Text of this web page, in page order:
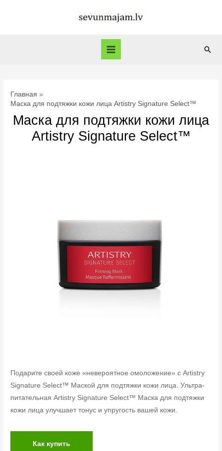
Main
Главная
Маска для подтяжки кожи лица Artistry Signature Select™
Маска для подтяжки кожи лица
Artistry Signature Select™
Подарите своей коже «невероятное омоложение» с Artistry
Signature Select™ Маской для подтяжки кожи лица. Ультра-
питательная Artistry Signature Select™ Маска для подтяжки
кожи лица улучшает тонус и упругость вашей кожи.
Как купить